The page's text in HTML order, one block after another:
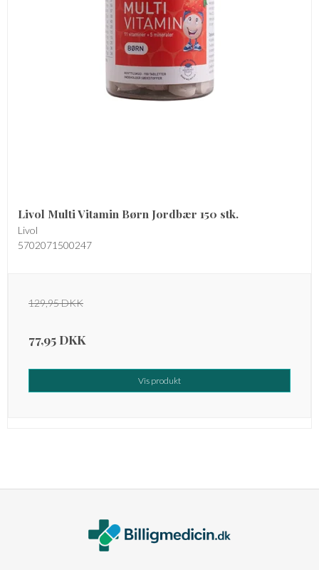
Livol Multi Vitamin Børn Jordbær 150 stk.
Livol
5702071500247
129,95 DKK
77,95 DKK
Vis produkt